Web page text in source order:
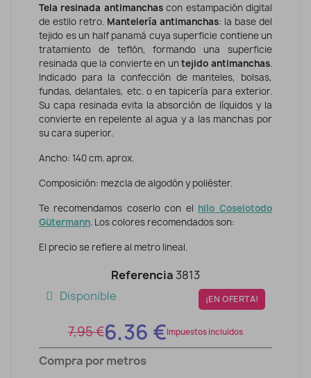
Tela resinada antimanchas con estampación digital
de estilo retro. Mantelería antimanchas: la base del
tejido es un half panamá cuya superficie contiene un
tratamiento de teflón, formando una superficie
resinada que la convierte en untejido antimanchas.
Indicado para la confección de manteles, bolsas,
fundas, delantales, etc. o en tapicería para exterior.
Su capa resinada evita la absorción de líquidos y la
convierte en repelente al agua y a las manchas por
su cara superior.
Ancho: 140 cm. aprox.
Composición: mezcla de algodón y poliéster.
Te recomendamos coserlo con el hilo Coselotodo
Gütermann. Los colores recomendados son:
El precio se refiere al metro lineal.
Referencia 3813
Disponible
¡EN OFERTA!
7,95 €6,36 €Impuestos incluidos
Compra por metros